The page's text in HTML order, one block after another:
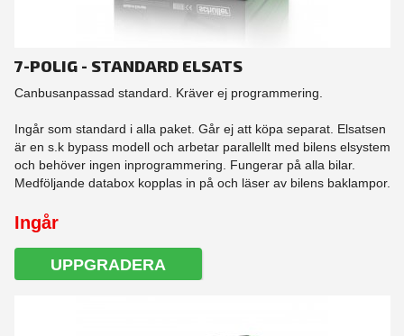
7-POLIG - STANDARD ELSATS
Canbusanpassad standard. Kräver ej programmering.
Ingår som standard i alla paket. Går ej att köpa separat. Elsatsen
är en s.k bypass modell och arbetar parallellt med bilens elsystem
och behöver ingen inprogrammering. Fungerar på alla bilar.
Medföljande databox kopplas in på och läser av bilens baklampor.
Ingår
UPPGRADERA